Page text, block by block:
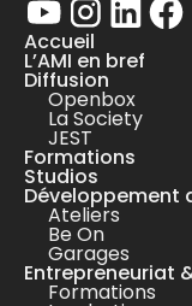
Accueil
L’AMI en bref
Diffusion
Openbox
La Society
JEST
Formations
Studios
Développement
Ateliers
Be On
Garages
Entrepreneuriat
Formations